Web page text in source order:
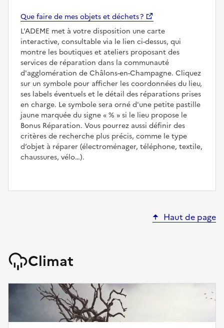
Que faire de mes objets et déchets ?
L'ADEME met à votre disposition une carte
interactive, consultable via le lien ci-dessus, qui
montre les boutiques et ateliers proposant des
services de réparation dans la communauté
d'agglomération de Châlons-en-Champagne. Cliquez
sur un symbole pour afficher les coordonnées du lieu,
ses labels éventuels et le détail des réparations prises
en charge. Le symbole sera orné d'une petite pastille
jaune marquée du signe
%
si le lieu propose le
Bonus Réparation. Vous pourrez aussi définir des
critères de recherche plus précis, comme le type
d’objet à réparer (électroménager, téléphone, textile,
chaussures, vélo…).
Haut de page
Climat